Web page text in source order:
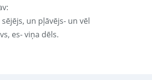
un pļāvējs- un vēl
es- viņa dēls.